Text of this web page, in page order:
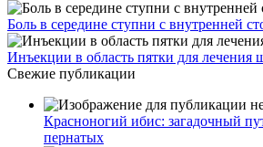
Боль в середине ступни с внутренней
Инъекции в область пятки для лечения
Свежие публикации
Красноногий ибис: загадочный
пернатых